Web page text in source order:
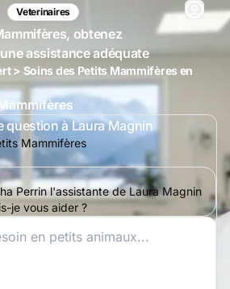
Veterinaires
obtenez
assistance adéquate
> Soins des Petits Mammifères en
question à Laura Magnin
Mammifères
Perrin l'assistante de Laura Magnin
je vous aider ?